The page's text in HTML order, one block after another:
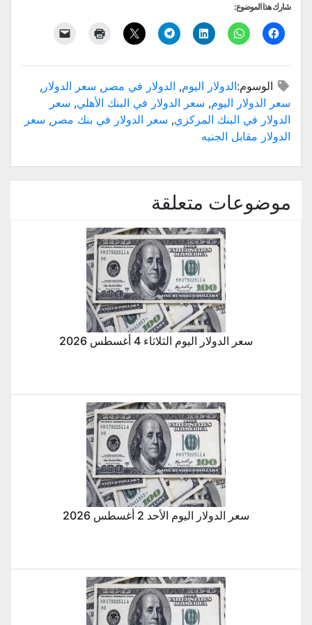
شارك هذا الموضوع:
الوسوم:الدولار اليوم, الدولار في مصر , سعر الدولار ,
سعر الدولار اليوم, سعر الدولار في البنك الأهلي, سعر
الدولار في البنك المركزي, سعر الدولار في بنك مصر , سعر
الدولار مقابل الجنيه
موضوعات متعلقة
سعر الدولار اليوم الثلاثاء 4 أغسطس 2026
سعر الدولار اليوم الأحد 2 أغسطس 2026